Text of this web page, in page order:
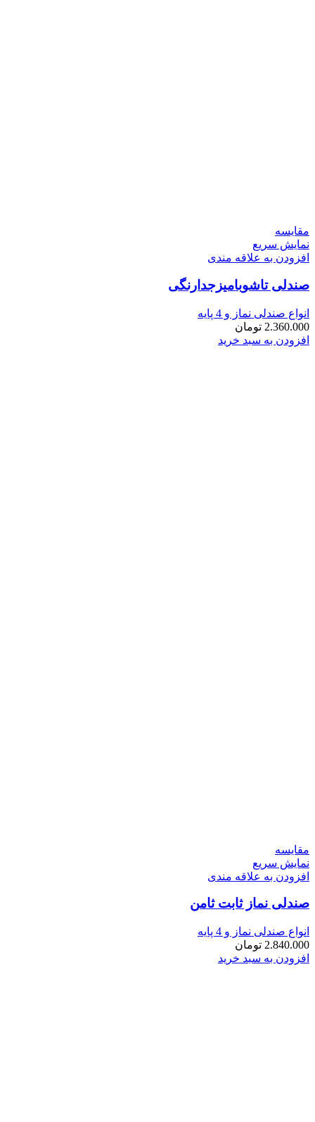
مقايسه
نمایش سریع
افزودن به علاقه مندی
صندلی تاشوبامیزجدارنگی
انواع صندلی نماز و 4 پایه
2.360.000 تومان
افزودن به سبد خرید
مقايسه
نمایش سریع
افزودن به علاقه مندی
صندلی نماز ثابت ثامن
انواع صندلی نماز و 4 پایه
2.840.000 تومان
افزودن به سبد خرید